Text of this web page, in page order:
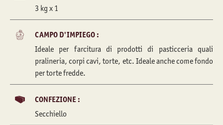
3 kg x 1
CAMPO D'IMPIEGO :
Ideale per farcitura di prodotti di pasticceria quali
pralineria, corpi cavi, torte, etc. Ideale anche come fondo
per torte fredde.
CONFEZIONE :
Secchiello